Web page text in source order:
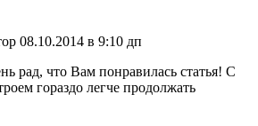
08.10.2014 в 9:10 дп
рад, что Вам понравилась статья! С
гораздо легче продолжать